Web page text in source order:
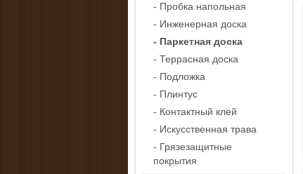
- Пробка напольная
- Инженерная доска
- Паркетная доска
- Террасная доска
- Подложка
- Плинтус
- Контактный клей
- Искусственная трава
- Грязезащитные
покрытия